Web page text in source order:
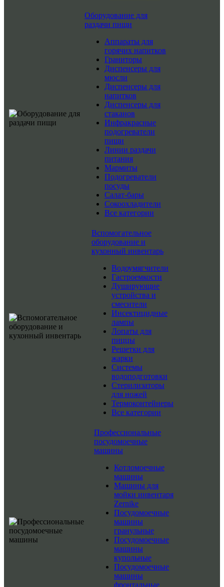
Оборудование для
раздачи пищи
Аппараты для
горячих напитков
Граниторы
Диспенсеры для
мюсли
Диспенсеры для
напитков
Диспенсеры для
стаканов
Инфракрасные
подогреватели
пищи
Линии раздачи
питания
Мармиты
Подогреватели
посуды
Салат-бары
Сокоохладители
Все категории
Вспомогательное
оборудование и
кухонный инвентарь
Водоумягчители
Гастроемкости
Душирующие
устройства и
смесители
Инсектицидные
лампы
Лопаты для
пиццы
Решетки для
жарки
Системы
водоподготовки
Стерилизаторы
для ножей
Термоконтейнеры
Все категории
Профессиональные
посудомоечные
машины
Котломоечные
машины
Машины для
мойки инвентаря
Zernike
Посудомоечные
машины
гранульные
Посудомоечные
машины
купольные
Посудомоечные
машины
фронтальные